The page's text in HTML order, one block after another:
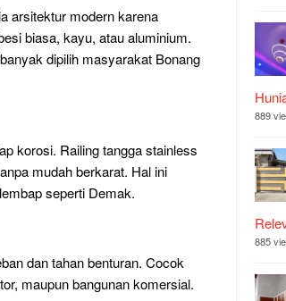
arsitektur modern karena
biasa, kayu, atau aluminium.
dipilih masyarakat Bonang
korosi. Railing tangga stainless
mudah berkarat. Hal ini
seperti Demak.
dan tahan benturan. Cocok
maupun bangunan komersial.
889
885